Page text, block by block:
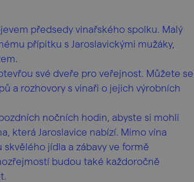
předsedy vinařského spolku. Malý
přípitku s Jaroslavickými mužáky,
své dveře pro veřejnost. Můžete se
a rozhovory s vinaři o jejich výrobních
nočních hodin, abyste si mohli
která Jaroslavice nabízí. Mimo vína
jídla a zábavy ve formě
budou také každoročně